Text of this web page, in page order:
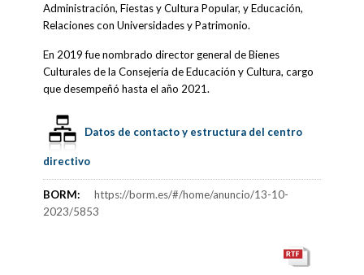
Administración, Fiestas y Cultura Popular, y Educación,
Relaciones con Universidades y Patrimonio.
En 2019 fue nombrado director general de Bienes
Culturales de la Consejería de Educación y Cultura, cargo
que desempeñó hasta el año 2021.
Datos de contacto y estructura del centro
directivo
BORM:
https://borm.es/#/home/anuncio/13-10-
2023/5853